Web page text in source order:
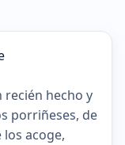
recién hecho y
porriñeses, de
acoge,